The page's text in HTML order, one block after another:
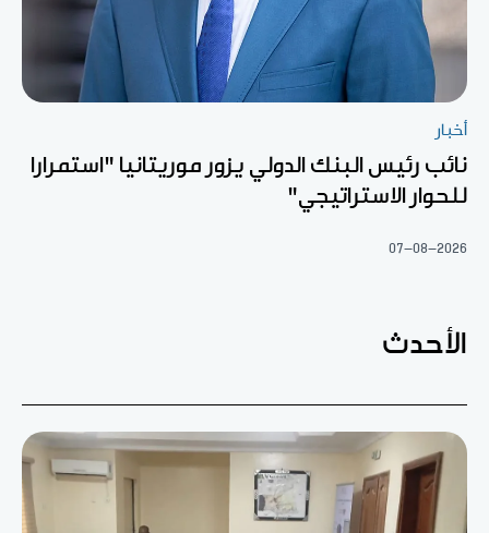
أخبار
نائب رئيس البنك الدولي يزور موريتانيا "استمرارا
للحوار الاستراتيجي"
07-08-2026
الأحدث